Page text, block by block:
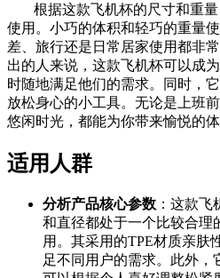
根据这款飞机杯的尺寸和重
使用。小巧的体积和轻巧的重量
差、旅行还是日常居家使用都非
出的人来说，这款飞机杯可以成
时随地满足他们的需求。同时，
放松身心的小工具。无论是上班
悠闲时光，都能为你带来愉悦的体
适用人群
分析产品核心参数 ：这款
和直径都处于一个比较合理
用。其采用的TPE材质亲肤
足不同用户的需求。此外，